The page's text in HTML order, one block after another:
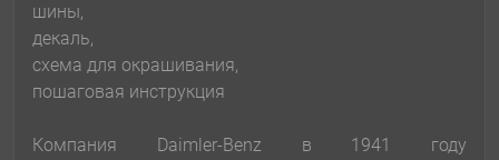
шины,
декаль,
схема для окрашивания,
пошаговая инструкция
Компания Daimler-Benz в 1941 году